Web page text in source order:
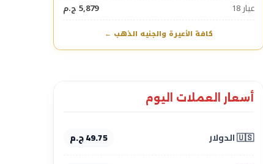
عيار 18
5,879 ج.م
كافة الأعيرة والجنيه الذهب ←
أسعار العملات اليوم
🇺🇸 الدولار 49.75 ج.م